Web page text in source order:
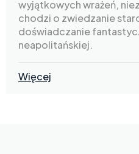
wyjątkowych wrażeń,
chodzi o zwiedzanie
doświadczanie
neapolitańskiej.
Więcej